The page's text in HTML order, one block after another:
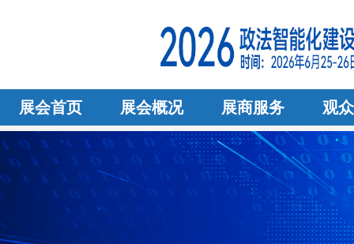
展会首页 展会概况 展商服务 观